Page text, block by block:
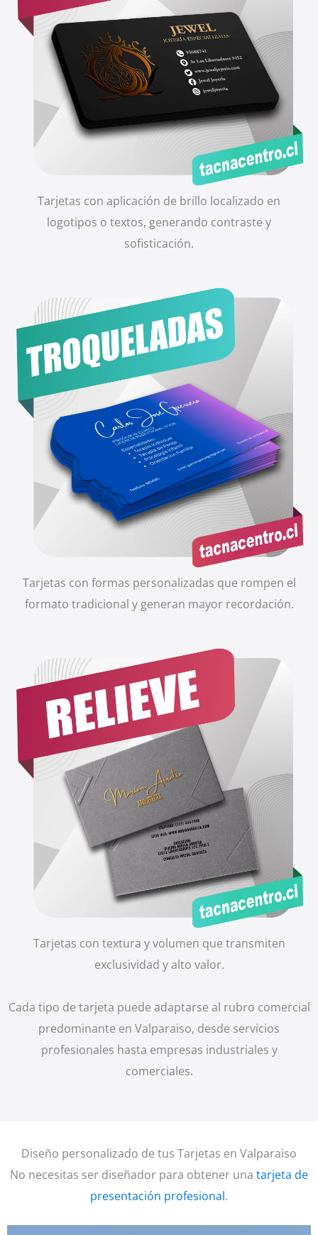
Tarjetas con aplicación de brillo localizado en
logotipos o textos, generando contraste y
sofisticación.
Tarjetas con formas personalizadas que rompen el
formato tradicional y generan mayor recordación.
Tarjetas con textura y volumen que transmiten
exclusividad y alto valor.
Cada tipo de tarjeta puede adaptarse al rubro comercial
predominante en Valparaiso, desde servicios
profesionales hasta empresas industriales y
comerciales.
Diseño personalizado de tus Tarjetas en Valparaiso
No necesitas ser diseñador para obtener una tarjeta de
presentación profesional.